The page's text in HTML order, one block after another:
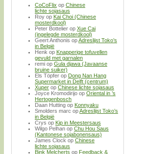
CoCoFlix op Chinese
lichte sojasaus
Roy op Kai Choi (Chinese
mosterdkool)
Peter Bottelier op Xue Cai
(ingelegde mosterdkool)
Geert Anthonis opAdreslijst Toko’s
in België
Henk op Knapperige tofuvellen
gevuld met garnalen
remi op Gula djawa (Javaanse
bruine suiker)
Els Töpfer op Dong Nan Hang
Supermarket in Delft (centrum)
Xuper op Chinese lichte sojasaus
Joyce Kromodirijo op Oriental in ’s
Hertogenbosch
Daan Hutting op Konnyaku
Smolders marc opAdreslijst Toko’s
in België
Crys op Kip in Meestersaus
Wilgo Pelhan op Chu Hou Saus
(Kantonese sojabonensaus)
James Clock op Chinese
lichte sojasaus
Bink Melcherts op Feedback &